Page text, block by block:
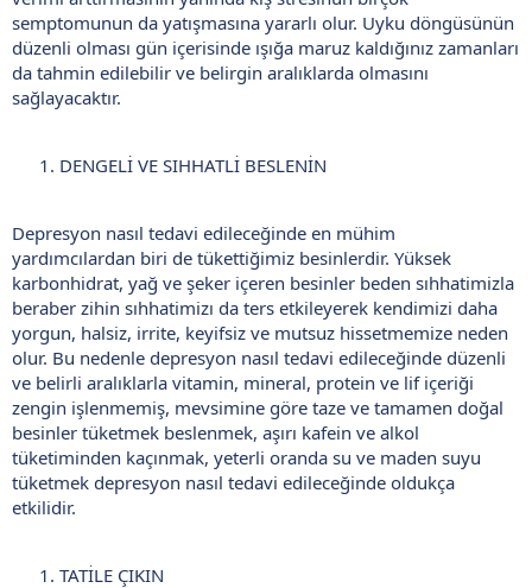
semptomunun da yatışmasına yararlı olur. Uyku döngüsünün
düzenli olması gün içerisinde ışığa maruz kaldığınız zamanları
da tahmin edilebilir ve belirgin aralıklarda olmasını
sağlayacaktır.
DENGELİ VE SIHHATLİ BESLENİN
Depresyon nasıl tedavi edileceğinde en mühim
yardımcılardan biri de tükettiğimiz besinlerdir. Yüksek
karbonhidrat, yağ ve şeker içeren besinler beden sıhhatimizla
beraber zihin sıhhatimizı da ters etkileyerek kendimizi daha
yorgun, halsiz, irrite, keyifsiz ve mutsuz hissetmemize neden
olur. Bu nedenle depresyon nasıl tedavi edileceğinde düzenli
ve belirli aralıklarla vitamin, mineral, protein ve lif içeriği
zengin işlenmemiş, mevsimine göre taze ve tamamen doğal
besinler tüketmek beslenmek, aşırı kafein ve alkol
tüketiminden kaçınmak, yeterli oranda su ve maden suyu
tüketmek depresyon nasıl tedavi edileceğinde oldukça
etkilidir.
TATİLE ÇIKIN